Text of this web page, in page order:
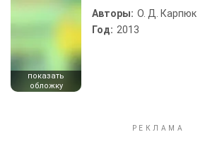
показать
обложку
Авторы: О. Д. Карпюк
Год: 2013